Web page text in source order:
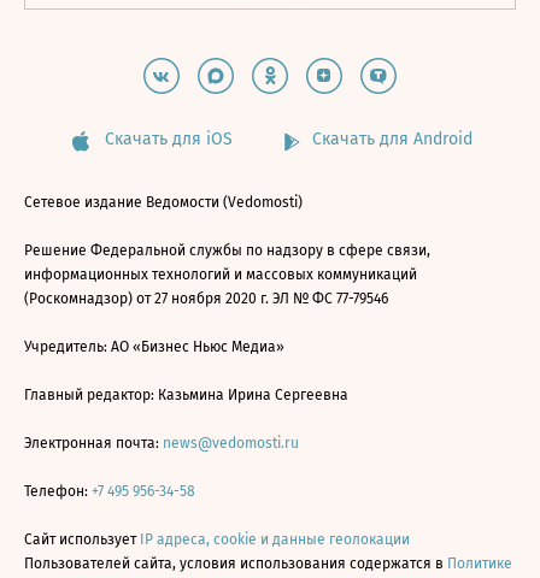
Скачать для iOS Скачать для Android
Сетевое издание Ведомости (Vedomosti)
Решение Федеральной службы по надзору в сфере связи,
информационных технологий и массовых коммуникаций
(Роскомнадзор) от 27 ноября 2020 г. ЭЛ № ФС 77-79546
Учредитель: АО «Бизнес Ньюс Медиа»
Главный редактор: Казьмина Ирина Сергеевна
Электронная почта: news@vedomosti.ru
Телефон: +7 495 956-34-58
Сайт использует IP адреса, cookie и данные геолокации
Пользователей сайта, условия использования содержатся в Политике